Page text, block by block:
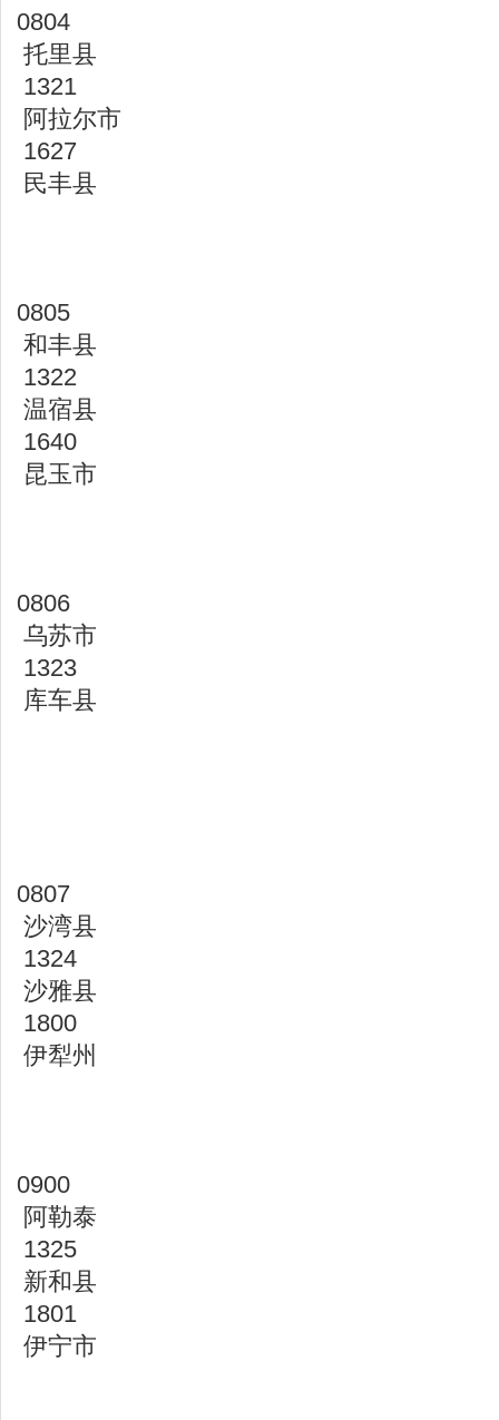
0804
托里县
1321
阿拉尔市
1627
民丰县
0805
和丰县
1322
温宿县
1640
昆玉市
0806
乌苏市
1323
库车县
0807
沙湾县
1324
沙雅县
1800
伊犁州
0900
阿勒泰
1325
新和县
1801
伊宁市